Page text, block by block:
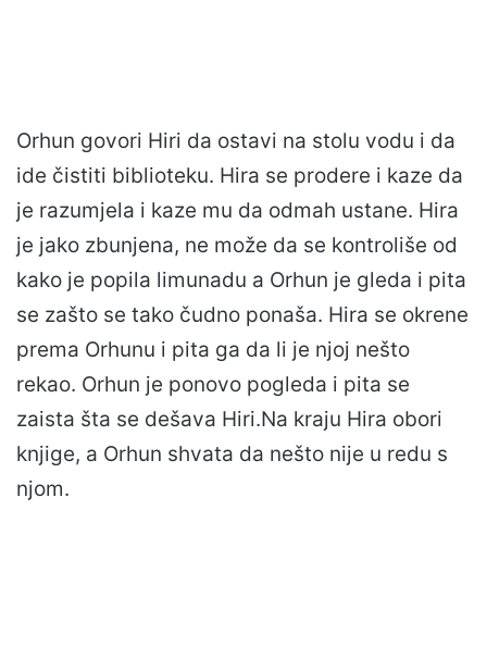
Orhun govori Hiri da ostavi na stolu vodu i da
ide čistiti biblioteku. Hira se prodere i kaze da
je razumjela i kaze mu da odmah ustane. Hira
je jako zbunjena, ne može da se kontroliše od
kako je popila limunadu a Orhun je gleda i pita
se zašto se tako čudno ponaša. Hira se okrene
prema Orhunu i pita ga da li je njoj nešto
rekao. Orhun je ponovo pogleda i pita se
zaista šta se dešava Hiri.Na kraju Hira obori
knjige, a Orhun shvata da nešto nije u redu s
njom.